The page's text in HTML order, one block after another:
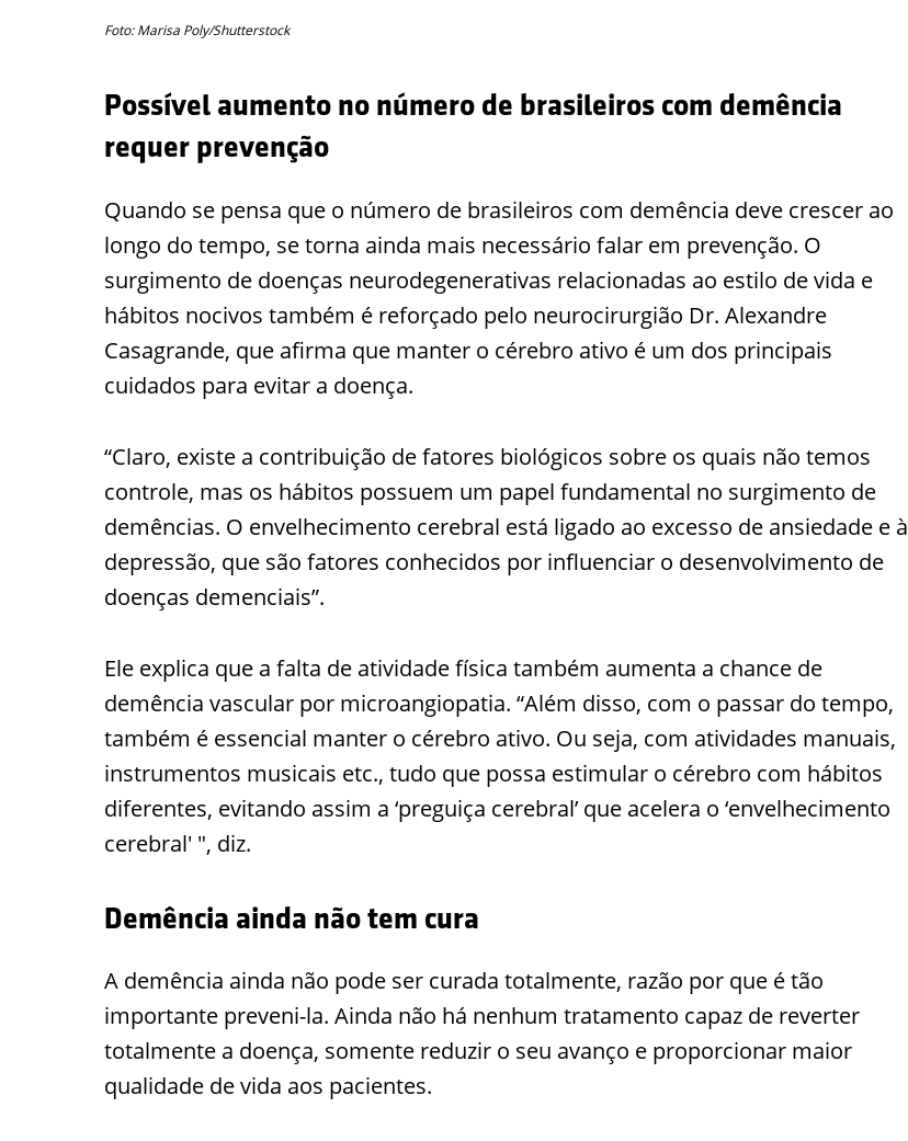
Foto: Marisa Poly/Shutterstock
Possível aumento no número de brasileiros com demência
requer prevenção
Quando se pensa que o número de brasileiros com demência deve crescer ao
longo do tempo, se torna ainda mais necessário falar em prevenção. O
surgimento de doenças neurodegenerativas relacionadas ao estilo de vida e
hábitos nocivos também é reforçado pelo neurocirurgião Dr. Alexandre
Casagrande, que afirma que manter o cérebro ativo é um dos principais
cuidados para evitar a doença.
“Claro, existe a contribuição de fatores biológicos sobre os quais não temos
controle, mas os hábitos possuem um papel fundamental no surgimento de
demências. O envelhecimento cerebral está ligado ao excesso de ansiedade e à
depressão, que são fatores conhecidos por influenciar o desenvolvimento de
doenças demenciais”.
Ele explica que a falta de atividade física também aumenta a chance de
demência vascular por microangiopatia. “Além disso, com o passar do tempo,
também é essencial manter o cérebro ativo. Ou seja, com atividades manuais,
instrumentos musicais etc., tudo que possa estimular o cérebro com hábitos
diferentes, evitando assim a ‘preguiça cerebral’ que acelera o ‘envelhecimento
cerebral' ", diz.
Demência ainda não tem cura
A demência ainda não pode ser curada totalmente, razão por que é tão
importante preveni-la. Ainda não há nenhum tratamento capaz de reverter
totalmente a doença, somente reduzir o seu avanço e proporcionar maior
qualidade de vida aos pacientes.